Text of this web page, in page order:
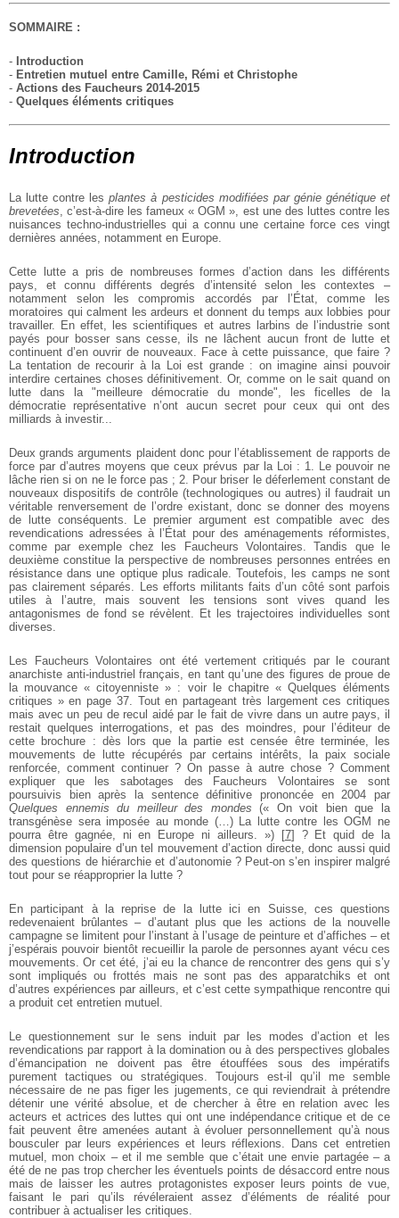
SOMMAIRE :
- Introduction
- Entretien mutuel entre Camille, Rémi et Christophe
- Actions des Faucheurs 2014-2015
- Quelques éléments critiques
Introduction
La lutte contre lesplantes à pesticides modifiées par génie génétique et
brevetées , c’est-à-dire les fameux « OGM », est une des luttes contre les
nuisances techno-industrielles qui a connu une certaine force ces vingt
dernières années, notamment en Europe.
Cette lutte a pris de nombreuses formes d’action dans les différents
pays, et connu différents degrés d’intensité selon les contextes –
notamment selon les compromis accordés par l’État, comme les
moratoires qui calment les ardeurs et donnent du temps aux lobbies pour
travailler. En effet, les scientifiques et autres larbins de l’industrie sont
payés pour bosser sans cesse, ils ne lâchent aucun front de lutte et
continuent d’en ouvrir de nouveaux. Face à cette puissance, que faire ?
La tentation de recourir à la Loi est grande : on imagine ainsi pouvoir
interdire certaines choses définitivement. Or, comme on le sait quand on
lutte dans la "meilleure démocratie du monde", les ficelles de la
démocratie représentative n’ont aucun secret pour ceux qui ont des
milliards à investir...
Deux grands arguments plaident donc pour l’établissement de rapports de
force par d’autres moyens que ceux prévus par la Loi : 1. Le pouvoir ne
lâche rien si on ne le force pas ; 2. Pour briser le déferlement constant de
nouveaux dispositifs de contrôle (technologiques ou autres) il faudrait un
véritable renversement de l’ordre existant, donc se donner des moyens
de lutte conséquents. Le premier argument est compatible avec des
revendications adressées à l’État pour des aménagements réformistes,
comme par exemple chez les Faucheurs Volontaires. Tandis que le
deuxième constitue la perspective de nombreuses personnes entrées en
résistance dans une optique plus radicale. Toutefois, les camps ne sont
pas clairement séparés. Les efforts militants faits d’un côté sont parfois
utiles à l’autre, mais souvent les tensions sont vives quand les
antagonismes de fond se révèlent. Et les trajectoires individuelles sont
diverses.
Les Faucheurs Volontaires ont été vertement critiqués par le courant
anarchiste anti-industriel français, en tant qu’une des figures de proue de
la mouvance « citoyenniste » : voir le chapitre « Quelques éléments
critiques » en page 37. Tout en partageant très largement ces critiques
mais avec un peu de recul aidé par le fait de vivre dans un autre pays, il
restait quelques interrogations, et pas des moindres, pour l’éditeur de
cette brochure : dès lors que la partie est censée être terminée, les
mouvements de lutte récupérés par certains intérêts, la paix sociale
renforcée, comment continuer ? On passe à autre chose ? Comment
expliquer que les sabotages des Faucheurs Volontaires se sont
poursuivis bien après la sentence définitive prononcée en 2004 par
Quelques ennemis du meilleur des mondes (« On voit bien que la
transgénèse sera imposée au monde (…) La lutte contre les OGM ne
pourra être gagnée, ni en Europe ni ailleurs. »)[7]
? Et quid de la
dimension populaire d’un tel mouvement d’action directe, donc aussi quid
des questions de hiérarchie et d’autonomie ? Peut-on s’en inspirer malgré
tout pour se réapproprier la lutte ?
En participant à la reprise de la lutte ici en Suisse, ces questions
redevenaient brûlantes – d’autant plus que les actions de la nouvelle
campagne se limitent pour l’instant à l’usage de peinture et d’affiches – et
j’espérais pouvoir bientôt recueillir la parole de personnes ayant vécu ces
mouvements. Or cet été, j’ai eu la chance de rencontrer des gens qui s’y
sont impliqués ou frottés mais ne sont pas des apparatchiks et ont
d’autres expériences par ailleurs, et c’est cette sympathique rencontre qui
a produit cet entretien mutuel.
Le questionnement sur le sens induit par les modes d’action et les
revendications par rapport à la domination ou à des perspectives globales
d’émancipation ne doivent pas être étouffées sous des impératifs
purement tactiques ou stratégiques. Toujours est-il qu’il me semble
nécessaire de ne pas figer les jugements, ce qui reviendrait à prétendre
détenir une vérité absolue, et de chercher à être en relation avec les
acteurs et actrices des luttes qui ont une indépendance critique et de ce
fait peuvent être amenées autant à évoluer personnellement qu’à nous
bousculer par leurs expériences et leurs réflexions.
Dans cet entretien
mutuel, mon choix – et il me semble que c’était une envie partagée – a
été de ne pas trop chercher les éventuels points de désaccord entre nous
mais de laisser les autres protagonistes exposer leurs points de vue,
faisant le pari qu’ils révéleraient assez d’éléments de réalité pour
contribuer à actualiser les critiques.